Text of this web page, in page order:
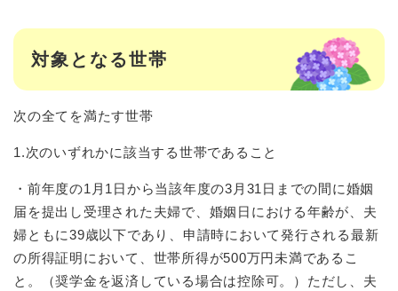
対象となる世帯
次の全てを満たす世帯
1.次のいずれかに該当する世帯であること
・前年度の1月1日から当該年度の3月31日までの間に婚姻
届を提出し受理された夫婦で、婚姻日における年齢が、夫
婦ともに39歳以下であり、申請時において発行される最新
の所得証明において、世帯所得が500万円未満であるこ
と。（奨学金を返済している場合は控除可。）ただし、夫